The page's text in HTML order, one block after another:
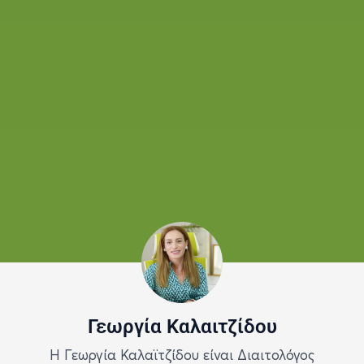
Γεωργία Καλαιτζίδου
Η Γεωργία Καλαϊτζίδου είναι Διαιτολόγος